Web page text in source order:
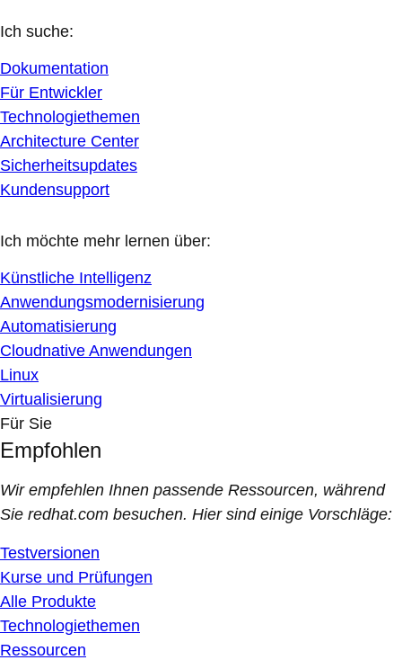
Ich suche:
Dokumentation
Für Entwickler
Technologiethemen
Architecture Center
Sicherheitsupdates
Kundensupport
Ich möchte mehr lernen über:
Künstliche Intelligenz
Anwendungsmodernisierung
Automatisierung
Cloudnative Anwendungen
Linux
Virtualisierung
Für Sie
Empfohlen
Wir empfehlen Ihnen passende Ressourcen, während
Sie redhat.com besuchen. Hier sind einige Vorschläge:
Testversionen
Kurse und Prüfungen
Alle Produkte
Technologiethemen
Ressourcen